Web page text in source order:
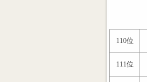
110位
111位